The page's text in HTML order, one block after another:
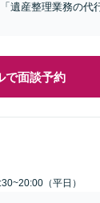
遺産整理業務の代
で面談予約
（平日）